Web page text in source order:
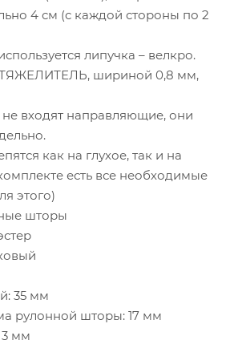
4 см (с каждой стороны по 2
липучка – велкро.
шириной 0,8 мм,
входят направляющие, они
как на глухое, так и на
есть все необходимые
этого)
шторы
35 мм
рулонной шторы: 17 мм
мм